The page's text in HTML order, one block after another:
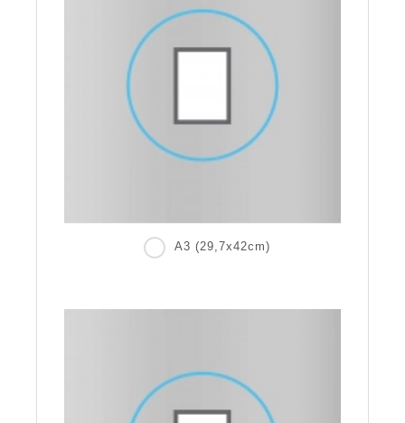
A3 (29,7x42cm)